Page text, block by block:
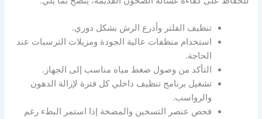
تنظيف الفلتر وأذرع الرش بشكل دوري.
استخدام منظفات عالية الجودة ومزيلات الترسبات عند
الحاجة.
التأكد من وصول ضغط مياه مناسب إلى الجهاز.
تشغيل برنامج تنظيف داخلي كل فترة لإزالة الدهون
والرواسب.
فحص عنصر التسخين والمضخة إذا استمر البطء رغم